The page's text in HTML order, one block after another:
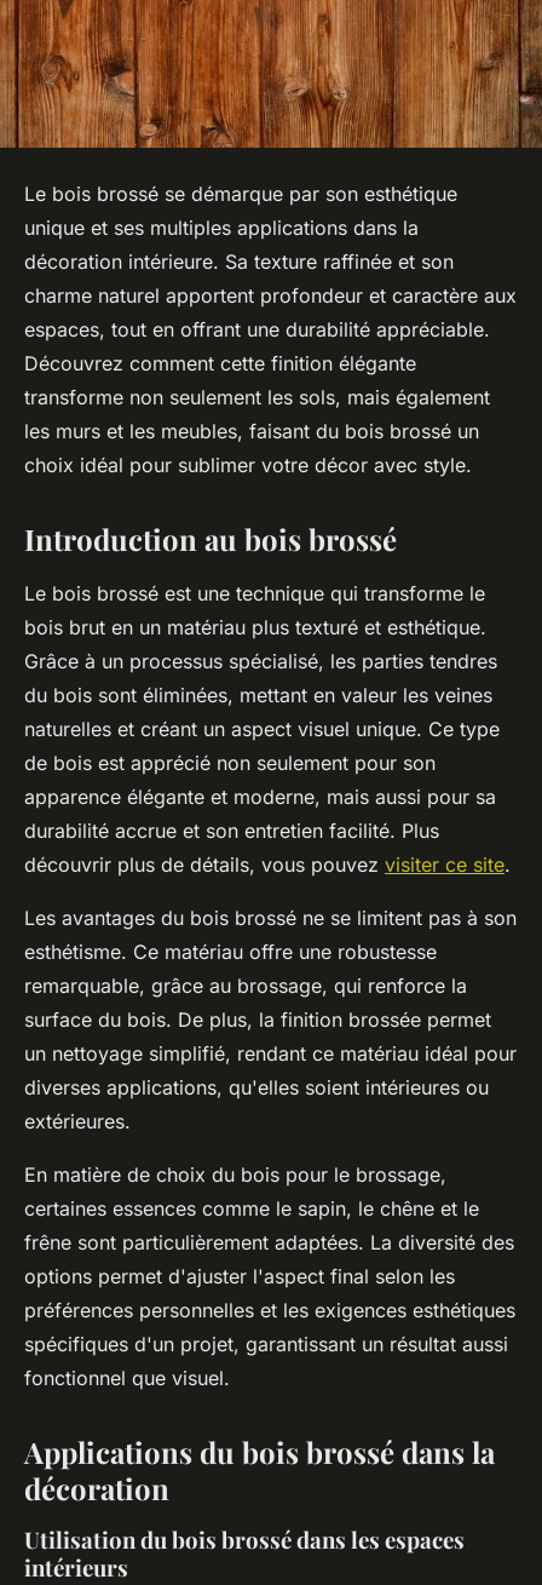
Le bois brossé se démarque par son esthétique
unique et ses multiples applications dans la
décoration intérieure. Sa texture raffinée et son
charme naturel apportent profondeur et caractère aux
espaces, tout en offrant une durabilité appréciable.
Découvrez comment cette finition élégante
transforme non seulement les sols, mais également
les murs et les meubles, faisant du bois brossé un
choix idéal pour sublimer votre décor avec style.
Introduction au bois brossé
Le bois brossé est une technique qui transforme le
bois brut en un matériau plus texturé et esthétique.
Grâce à un processus spécialisé, les parties tendres
du bois sont éliminées, mettant en valeur les veines
naturelles et créant un aspect visuel unique. Ce type
de bois est apprécié non seulement pour son
apparence élégante et moderne, mais aussi pour sa
durabilité accrue et son entretien facilité. Plus
découvrir plus de détails, vous pouvez visiter ce site.
Les avantages du bois brossé ne se limitent pas à son
esthétisme. Ce matériau offre une robustesse
remarquable, grâce au brossage, qui renforce la
surface du bois. De plus, la finition brossée permet
un nettoyage simplifié, rendant ce matériau idéal pour
diverses applications, qu'elles soient intérieures ou
extérieures.
En matière de choix du bois pour le brossage,
certaines essences comme le sapin, le chêne et le
frêne sont particulièrement adaptées. La diversité des
options permet d'ajuster l'aspect final selon les
préférences personnelles et les exigences esthétiques
spécifiques d'un projet, garantissant un résultat aussi
fonctionnel que visuel.
Applications du bois brossé dans la
décoration
Utilisation du bois brossé dans les espaces
intérieurs